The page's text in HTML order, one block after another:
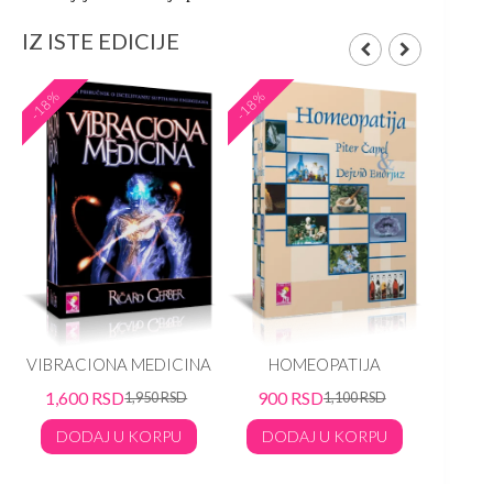
IZ ISTE EDICIJE
-18%
VIBRACIONA MEDICINA
1,950RSD
1,600RSD
DODAJ U KORPU
-18%
HOMEOPATIJA
1,100RSD
900RSD
DODAJ U KORPU